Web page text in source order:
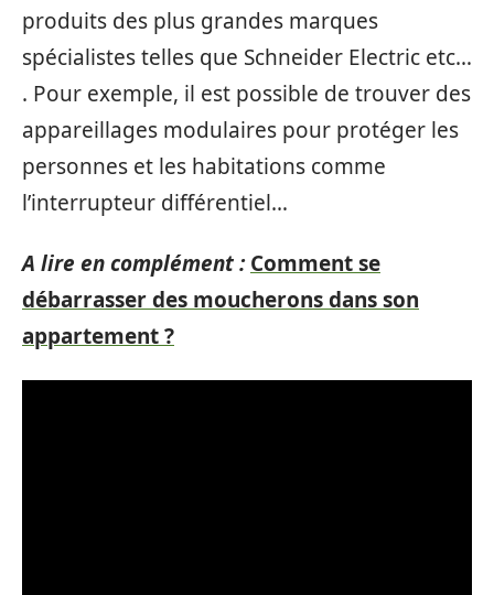
produits des plus grandes marques
spécialistes telles que Schneider Electric etc…
. Pour exemple, il est possible de trouver des
appareillages modulaires pour protéger les
personnes et les habitations comme
l’interrupteur différentiel…
A lire en complément : Comment se
débarrasser des moucherons dans son
appartement ?